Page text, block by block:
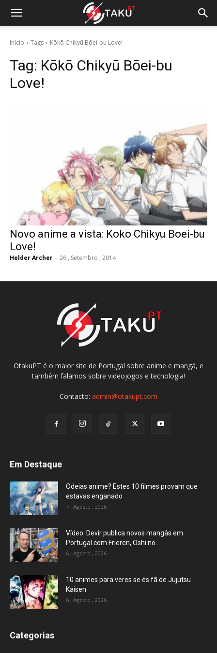
Início Tags Kōkō Chikyū Bōei-bu Love!
Tag: Kōkō Chikyū Bōei-bu
Love!
Novo anime a vista: Koko Chikyu Boei-bu
Love!
Helder Archer - 26 , Setembro , 2014
OtakuPT é o maior site de Portugal sobre anime e mangá, e
também falamos sobre videojogos e tecnologia!
Contacto: admin@otakupt.com
Em Destaque
Odeias anime? Estes 10 filmes provam que
estavas enganado
7 , Agosto , 2026
Vídeo: Devir publica novos mangás em
Portugal com Frieren, Oshi no...
6 , Agosto , 2026
10 animes para veres se és fã de Jujutsu
Kaisen
6 , Agosto , 2026
Categorias